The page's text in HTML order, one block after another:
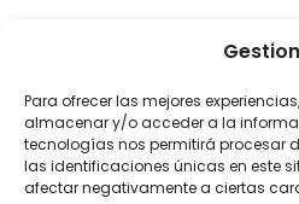
Para ofrecer las mejores
almacenar y/o acceder a la
tecnologías nos permitirá procesar
las identificaciones únicas en este
afectar negativamente a ciertas